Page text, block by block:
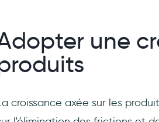
une
croissance axée sur les